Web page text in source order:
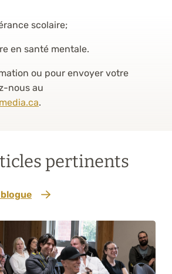
scolaire;
en santé mentale.
ou pour envoyer votre
nous au
.
pertinents